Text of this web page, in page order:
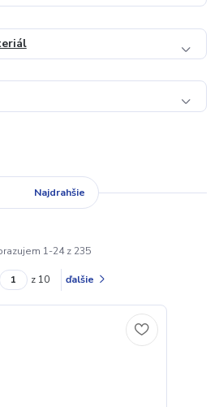
Najdrahšie
1-24 z 235
z 10 ďalšie